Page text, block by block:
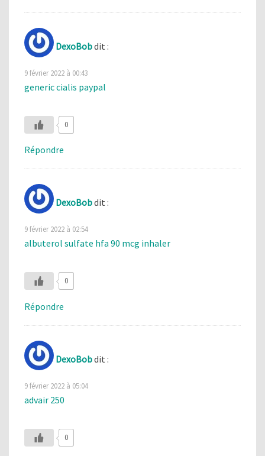
DexoBobdit :
9 février 2022 à 00:43
generic cialis paypal
0
Répondre
DexoBobdit :
9 février 2022 à 02:54
albuterol sulfate hfa 90 mcg inhaler
0
Répondre
DexoBobdit :
9 février 2022 à 05:04
advair 250
0